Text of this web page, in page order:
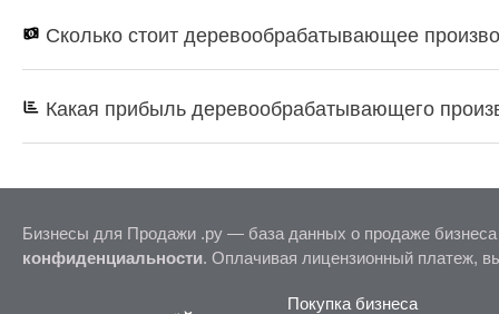
Сколько стоит деревообрабатывающее
Какая прибыль деревообрабатывающего
Бизнесы для Продажи .ру — база данных о продаже
конфиденциальности. Оплачивая лицензионный платеж,
Покупка бизнеса